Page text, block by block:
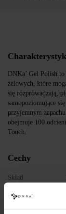
DNKa’ Gel Polish
żelowych, które
się rozprowadzają,
samopoziomujące
przyjemnym
obejmuje 100
Touch.
Cechy
Skład